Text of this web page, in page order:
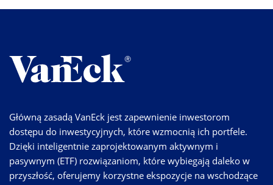
Główną zasadą VanEck jest zapewnienie inwestorom
dostępu do inwestycyjnych, które wzmocnią ich portfele.
Dzięki inteligentnie zaprojektowanym aktywnym i
pasywnym (ETF) rozwiązaniom, które wybiegają daleko w
przyszłość, oferujemy korzystne ekspozycje na wschodzące